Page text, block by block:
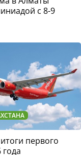
с 8-9
первого
года